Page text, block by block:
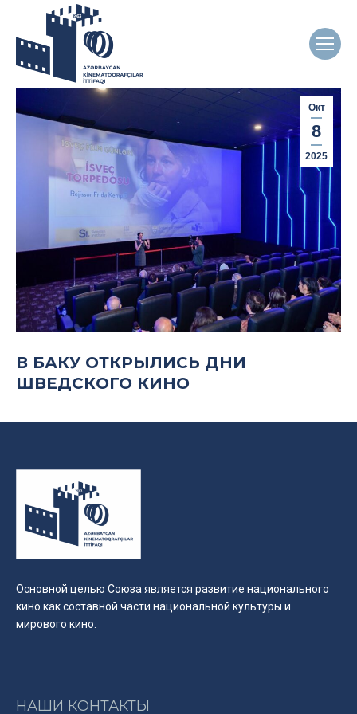
Окт
8
2025
В БАКУ ОТКРЫЛИСЬ ДНИ
ШВЕДСКОГО КИНО
Основной целью Союза является развитие национального
кино как составной части национальной культуры и
мирового кино.
НАШИ КОНТАКТЫ